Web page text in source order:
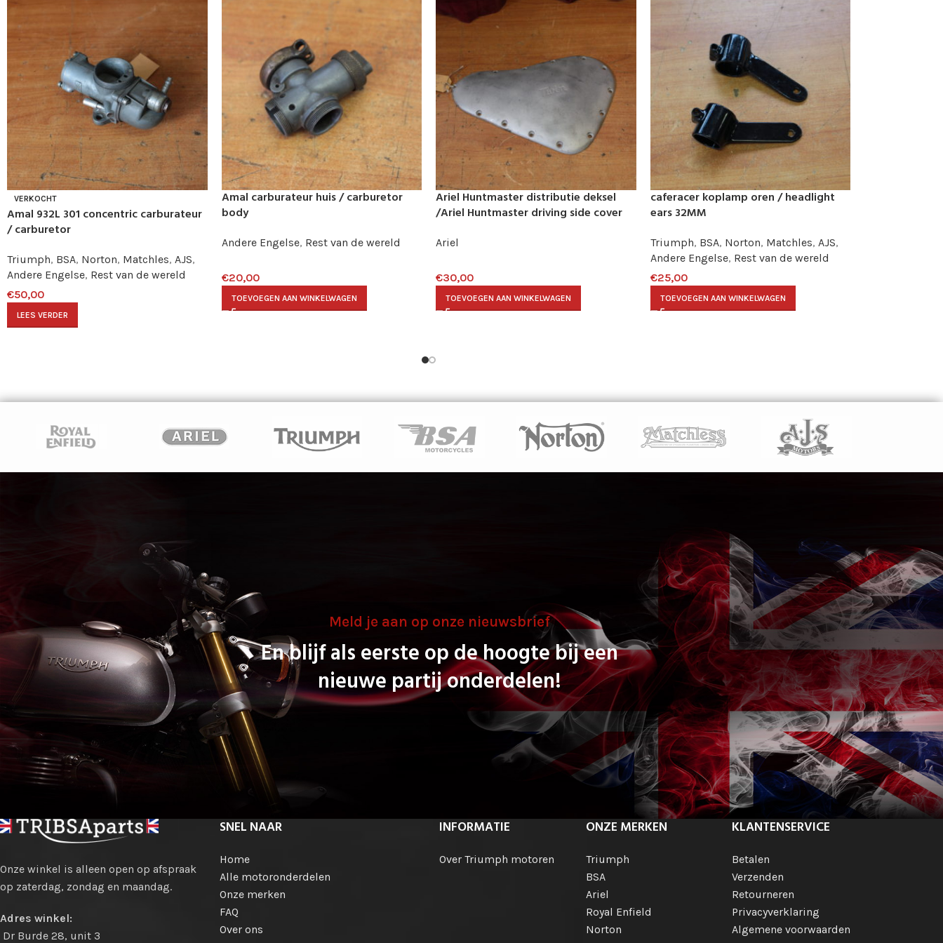
VERKOCHT
Amal 932L 301 concentric carburateur
/ carburetor
Triumph, BSA, Norton, Matchles, AJS,
Andere Engelse, Rest van de wereld
€50,00
LEES VERDER
Amal carburateur huis / carburetor
body
Andere Engelse, Rest van de wereld
€20,00
TOEVOEGEN AAN WINKELWAGEN
Ariel Huntmaster distributie deksel
/Ariel Huntmaster driving side cover
Ariel
€30,00
TOEVOEGEN AAN WINKELWAGEN
caferacer koplamp oren / headlight
ears 32MM
Triumph, BSA, Norton, Matchles, AJS,
Andere Engelse, Rest van de wereld
€25,00
TOEVOEGEN AAN WINKELWAGEN
Meld je aan op onze nieuwsbrief
En blijf als eerste op de hoogte bij een
nieuwe partij onderdelen!
Onze winkel is alleen open op afspraak
op zaterdag, zondag en maandag.
Adres winkel:
Dr Burde 28, unit 3
SNEL NAAR
Home
Alle motoronderdelen
Onze merken
FAQ
Over ons
INFORMATIE
Over Triumph motoren
ONZE MERKEN
Triumph
BSA
Ariel
Royal Enfield
Norton
KLANTENSERVICE
Betalen
Verzenden
Retourneren
Privacyverklaring
Algemene voorwaarden